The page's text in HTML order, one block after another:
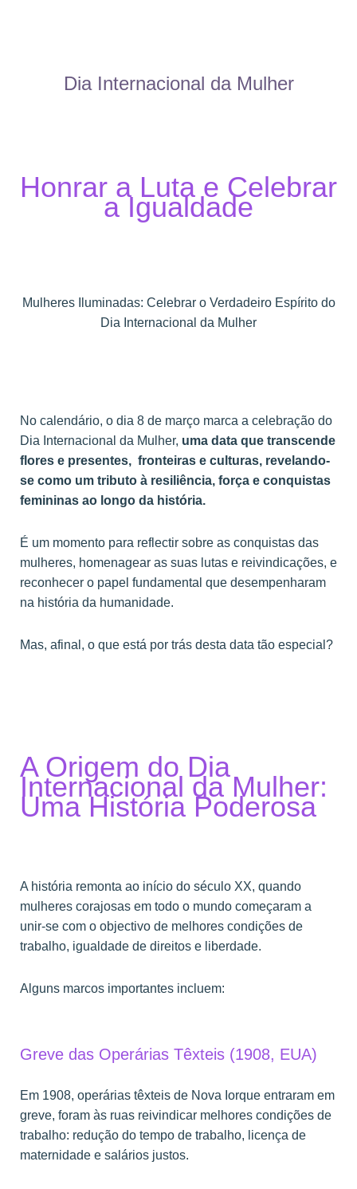
Dia Internacional da Mulher
Honrar a Luta e Celebrar
a Igualdade
Mulheres Iluminadas: Celebrar o Verdadeiro Espírito do
Dia Internacional da Mulher
No calendário, o dia 8 de março marca a celebração do
Dia Internacional da Mulher, uma data que transcende
flores e presentes, fronteiras e culturas, revelando-
se como um tributo à resiliência, força e conquistas
femininas ao longo da história.
É um momento para reflectir sobre as conquistas das
mulheres, homenagear as suas lutas e reivindicações, e
reconhecer o papel fundamental que desempenharam
na história da humanidade.
Mas, afinal, o que está por trás desta data tão especial?
A Origem do Dia
Internacional da Mulher:
Uma História Poderosa
A história remonta ao início do século XX, quando
mulheres corajosas em todo o mundo começaram a
unir-se com o objectivo de melhores condições de
trabalho, igualdade de direitos e liberdade.
Alguns marcos importantes incluem:
Greve das Operárias Têxteis (1908, EUA)
Em 1908, operárias têxteis de Nova Iorque entraram em
greve, foram às ruas reivindicar melhores condições de
trabalho: redução do tempo de trabalho, licença de
maternidade e salários justos.